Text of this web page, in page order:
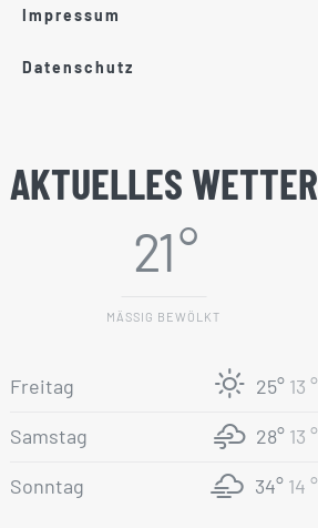
Impressum
Datenschutz
AKTUELLES WETTER
21 °
MÄSSIG BEWÖLKT
Freitag 25° 13 °
Samstag 28° 13 °
Sonntag 34° 14 °